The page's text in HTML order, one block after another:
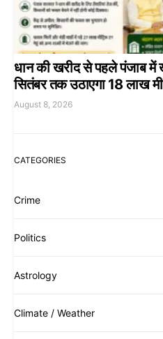
धान की खरीद से पहले पंजाब में
सितंबर तक उठाएगा 18 लाख
August 8, 2026
CATEGORIES
Crime
Politics
Astrology
Climate / Weather